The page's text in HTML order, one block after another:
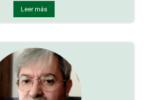
Leer más